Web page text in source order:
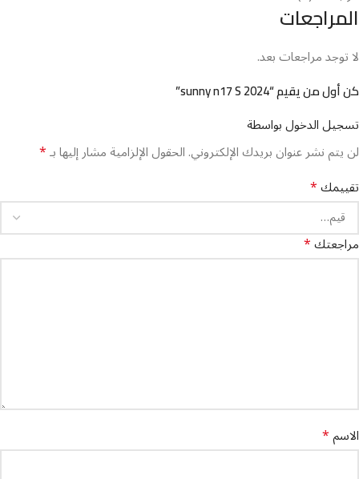
المراجعات
لا توجد مراجعات بعد.
كن أول من يقيم “sunny n17 S 2024”
تسجيل الدخول بواسطة
لن يتم نشر عنوان بريدك الإلكتروني.الحقول الإلزامية مشار إليها بـ*
تقييمك*
مراجعتك*
الاسم*